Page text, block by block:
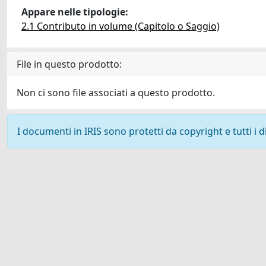
Appare nelle tipologie:
2.1 Contributo in volume (Capitolo o Saggio)
File in questo prodotto:
Non ci sono file associati a questo prodotto.
I documenti in IRIS sono protetti da copyright e tutti i